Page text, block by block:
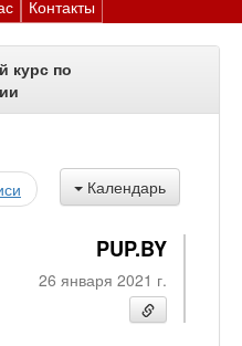
Контакты
курс по
Календарь
PUP.BY
26 января 2021 г.